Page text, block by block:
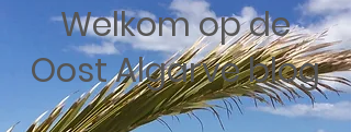
Welkom op de
Oost Algarve blog